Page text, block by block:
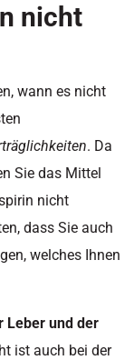
nicht
wann es nicht
. Da
Sie das Mittel
nicht
dass Sie auch
welches Ihnen
Leber und der
ist auch bei der